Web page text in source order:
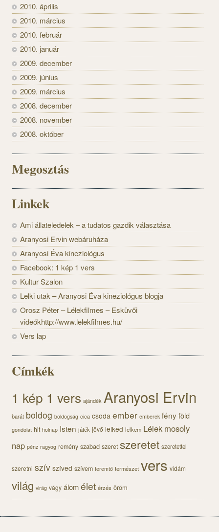
2010. április
2010. március
2010. február
2010. január
2009. december
2009. június
2009. március
2008. december
2008. november
2008. október
Megosztás
Linkek
Ami állateledelek – a tudatos gazdik választása
Aranyosi Ervin webáruháza
Aranyosi Éva kineziológus
Facebook: 1 kép 1 vers
Kultur Szalon
Lelki utak – Aranyosi Éva kineziológus blogja
Orosz Péter – Lélekfilmes – Esküvői
videókhttp://www.lelekfilmes.hu/
Vers lap
Címkék
1 kép 1 vers ajándék Aranyosi Ervin
barát boldog boldogság cica csoda ember emberek fényföld
gondolat hit holnap Isten játék jövő lelked lelkem Lélek mosoly
nap pénz ragyog remény szabad szeret szeretet szeretettel
szeretni szív szíved szívem teremtő természet vers vidám
világ virág vágy álomélet érzés öröm